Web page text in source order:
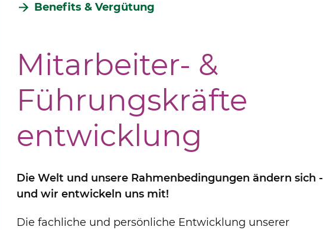
Benefits & Vergütung
Mitarbeiter- &
Führungskräfte
entwicklung
Die Welt und unsere Rahmenbedingungen ändern sich -
und wir entwickeln uns mit!
Die fachliche und persönliche Entwicklung unserer